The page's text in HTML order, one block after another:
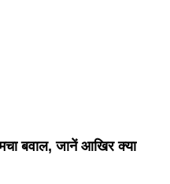
बवाल, जानें आखिर क्या